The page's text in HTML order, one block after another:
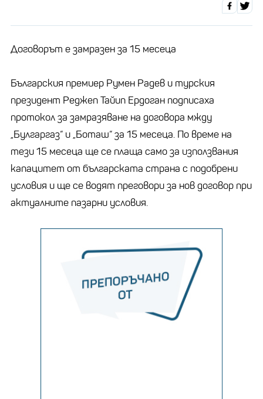
Договорът е замразен за 15 месеца
Българския премиер Румен Радев и турския
президент Реджеп Тайип Ердоган подписаха
протокол за замразяване на договора мжду
„Булгаргаз“ и „Боташ“ за 15 месеца. По време на
тези 15 месеца ще се плаща само за използвания
капацитет от българската страна с подобрени
условия и ще се водят преговори за нов договор при
актуалните пазарни условия.